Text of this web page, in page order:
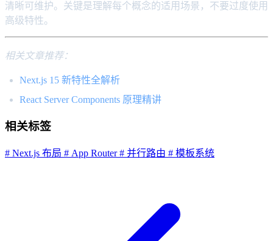
清晰可维护。关键是理解每个概念的适用场景，不要过度使用
高级特性。
相关文章推荐：
Next.js 15 新特性全解析
React Server Components 原理精讲
相关标签
# Next.js 布局 # App Router# 并行路由 # 模板系统